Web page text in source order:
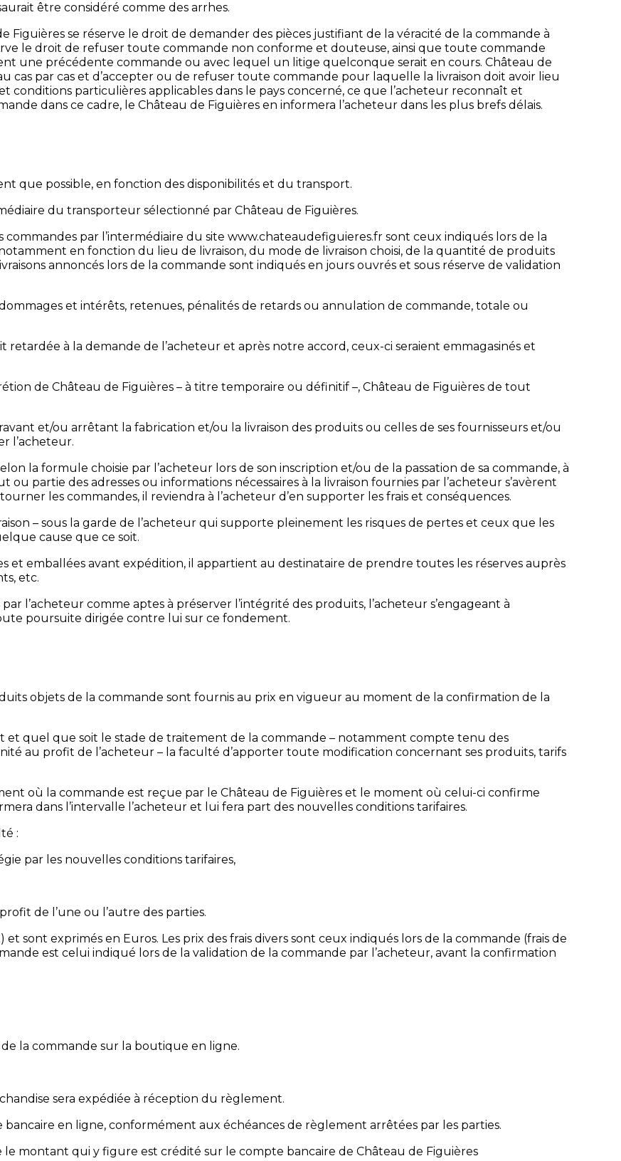
être considéré comme des arrhes.
Figuières se réserve le droit de demander des pièces justifiant de la véracité de la commande à
le droit de refuser toute commande non conforme et douteuse, ainsi que toute commande
une précédente commande ou avec lequel un litige quelconque serait en cours. Château de
cas par cas et d’accepter ou de refuser toute commande pour laquelle la livraison doit avoir lieu
conditions particulières applicables dans le pays concerné, ce que l’acheteur reconnaît et
dans ce cadre, le Château de Figuières en informera l’acheteur dans les plus brefs délais.
que possible, en fonction des disponibilités et du transport.
du transporteur sélectionné par Château de Figuières.
commandes par l’intermédiaire du site www.chateaudefiguieres.fr sont ceux indiqués lors de la
en fonction du lieu de livraison, du mode de livraison choisi, de la quantité de produits
annoncés lors de la commande sont indiqués en jours ouvrés et sous réserve de validation
et intérêts, retenues, pénalités de retards ou annulation de commande, totale ou
retardée à la demande de l’acheteur et après notre accord, ceux-ci seraient emmagasinés et
de Château de Figuières – à titre temporaire ou définitif –, Château de Figuières de tout
et/ou arrêtant la fabrication et/ou la livraison des produits ou celles de ses fournisseurs et/ou
l’acheteur.
la formule choisie par l’acheteur lors de son inscription et/ou de la passation de sa commande, à
ou partie des adresses ou informations nécessaires à la livraison fournies par l’acheteur s’avèrent
les commandes, il reviendra à l’acheteur d’en supporter les frais et conséquences.
– sous la garde de l’acheteur qui supporte pleinement les risques de pertes et ceux que les
cause que ce soit.
et emballées avant expédition, il appartient au destinataire de prendre toutes les réserves auprès
etc.
l’acheteur comme aptes à préserver l’intégrité des produits, l’acheteur s’engageant à
poursuite dirigée contre lui sur ce fondement.
objets de la commande sont fournis au prix en vigueur au moment de la confirmation de la
et quel que soit le stade de traitement de la commande – notamment compte tenu des
au profit de l’acheteur – la faculté d’apporter toute modification concernant ses produits, tarifs
où la commande est reçue par le Château de Figuières et le moment où celui-ci confirme
dans l’intervalle l’acheteur et lui fera part des nouvelles conditions tarifaires.
:
par les nouvelles conditions tarifaires,
de l’une ou l’autre des parties.
et sont exprimés en Euros. Les prix des frais divers sont ceux indiqués lors de la commande (frais de
est celui indiqué lors de la validation de la commande par l’acheteur, avant la confirmation
la commande sur la boutique en ligne.
sera expédiée à réception du règlement.
en ligne, conformément aux échéances de règlement arrêtées par les parties.
montant qui y figure est crédité sur le compte bancaire de Château de Figuières